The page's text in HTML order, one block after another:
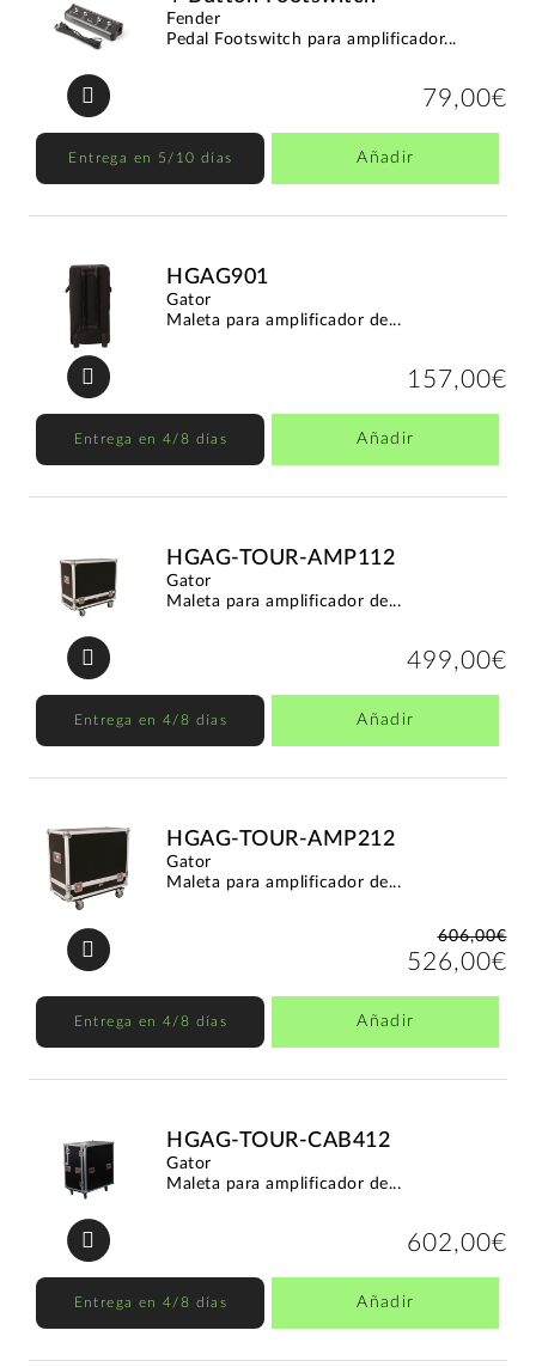
Fender
Pedal Footswitch para amplificador...
79,00€
Entrega en 5/10 días Añadir
HGAG901
Gator
Maleta para amplificador de...
157,00€
Entrega en 4/8 días Añadir
HGAG-TOUR-AMP112
Gator
Maleta para amplificador de...
499,00€
Entrega en 4/8 días Añadir
HGAG-TOUR-AMP212
Gator
Maleta para amplificador de...
606,00€
526,00€
Entrega en 4/8 días Añadir
HGAG-TOUR-CAB412
Gator
Maleta para amplificador de...
602,00€
Entrega en 4/8 días Añadir